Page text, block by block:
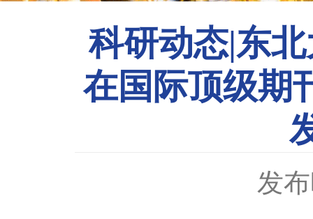
科研动态|东
在国际顶级期
发